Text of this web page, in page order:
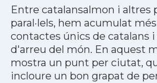
Entre catalansalmon i altres
paral·lels, hem acumulat
contactes únics de catalans
d'arreu del món. En aquest
mostra un punt per ciutat,
incloure un bon grapat de